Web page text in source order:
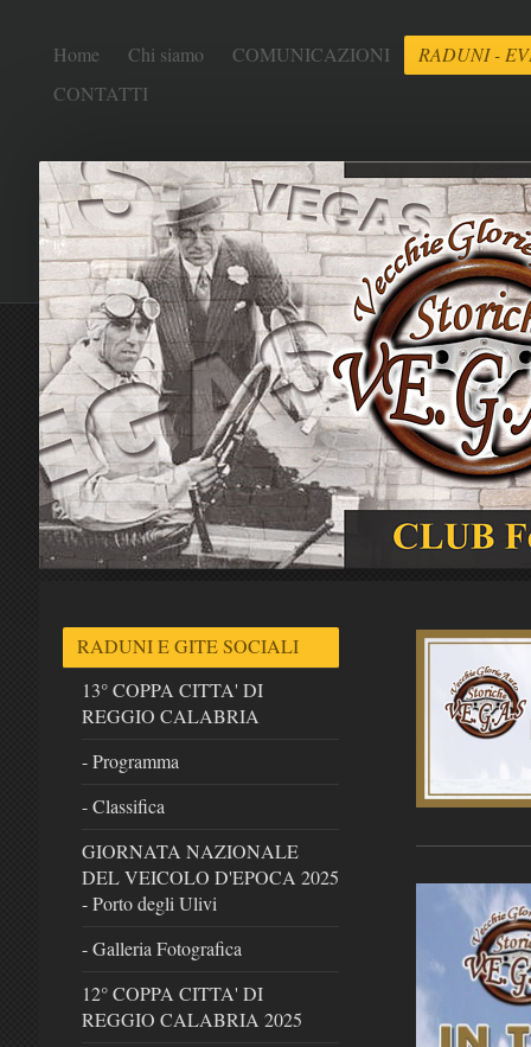
Home Chi siamo COMUNICAZIONI
RADUNI -
CONTATTI
RADUNI E GITE SOCIALI
13° COPPA CITTA' DI
REGGIO CALABRIA
- Programma
- Classifica
GIORNATA NAZIONALE
DEL VEICOLO D'EPOCA 2025
- Porto degli Ulivi
- Galleria Fotografica
12° COPPA CITTA' DI
REGGIO CALABRIA 2025